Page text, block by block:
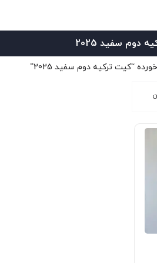
دوم سفید 2025
“کیت ترکیه دوم سفید 2025”